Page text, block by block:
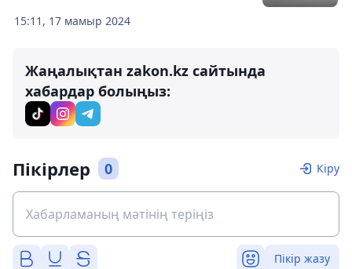
15:11, 17 мамыр 2024
Жаңалықтан zakon.kz сайтында
хабардар болыңыз:
Пікірлер 0 Кіру
Пікір жазу